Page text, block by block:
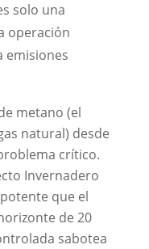
solo una
operación
emisiones
metano (el
natural) desde
crítico.
Invernadero
que el
de 20
sabotea